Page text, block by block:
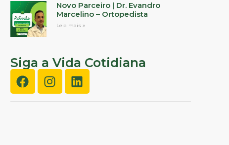
Novo Parceiro | Dr. Evandro
Marcelino – Ortopedista
Leia mais »
Siga a Vida Cotidiana